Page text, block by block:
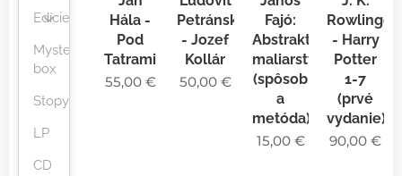
Edície
Mystery
box
Stopy
LP
CD
Hála -
Pod
Tatrami
55,00€
Petránsky
- Jozef
Kollár
50,00€
Fajó:
Abstraktné
maliarstvo
(spôsob
a
metóda)
15,00€
- Harry
Potter
1-7
(prvé
vydanie)
90,00 €